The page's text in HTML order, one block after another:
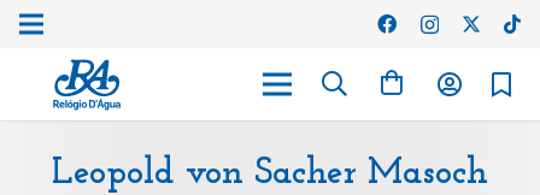
Leopold von Sacher Masoch